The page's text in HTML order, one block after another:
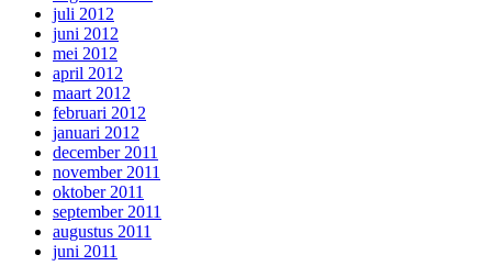
juli 2012
juni 2012
mei 2012
april 2012
maart 2012
februari 2012
januari 2012
december 2011
november 2011
oktober 2011
september 2011
augustus 2011
juni 2011